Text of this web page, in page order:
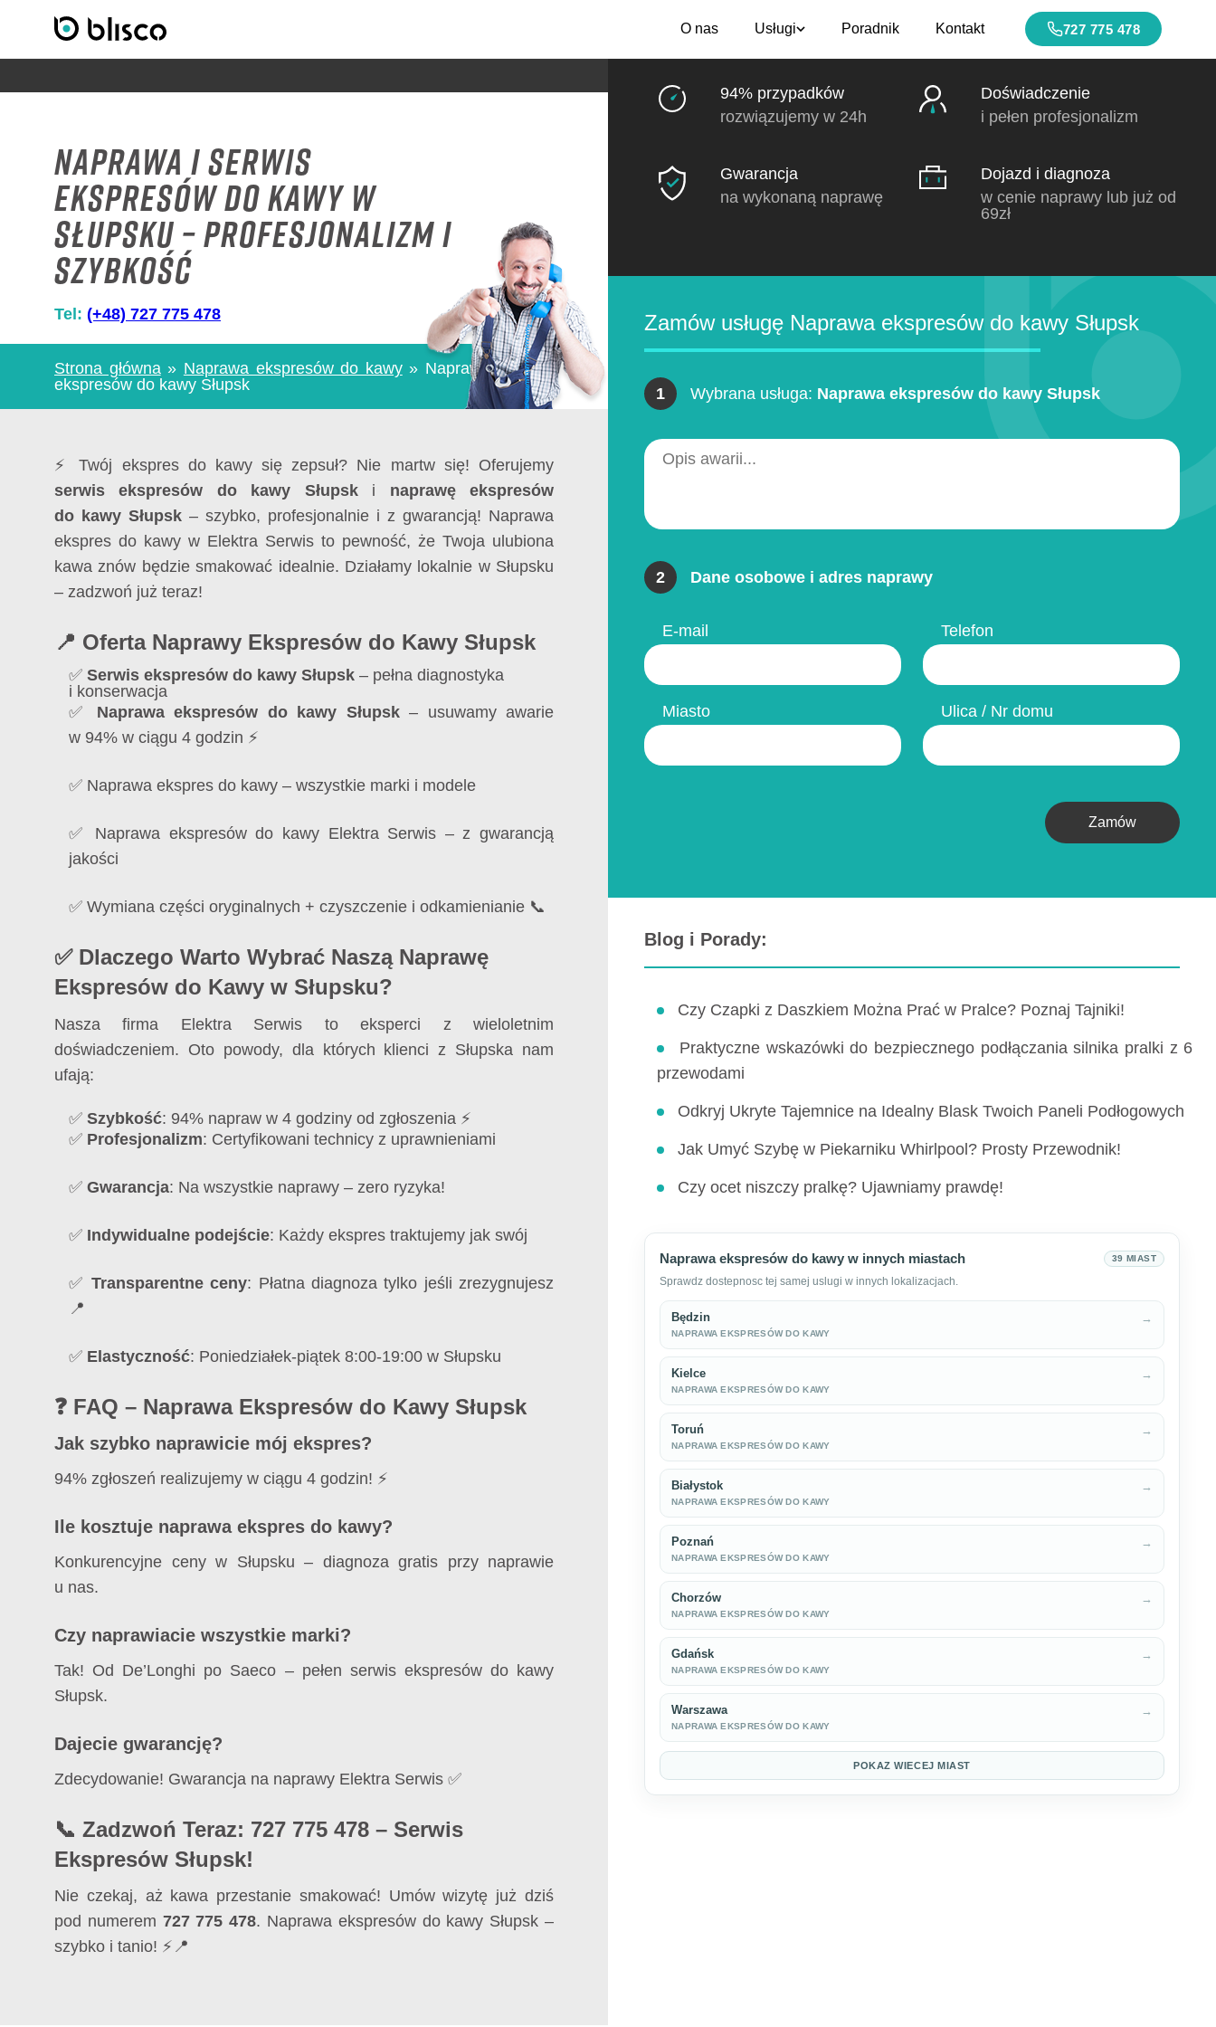
O nas Usługi Poradnik Kontakt 727 775 478
Naprawa i Serwis
Ekspresów do Kawy w
Słupsku – Profesjonalizm i
Szybkość
Tel: (+48) 727 775 478
Strona główna» Naprawa ekspresów do kawy» Naprawa
ekspresów do kawy Słupsk
⚡ Twój ekspres do kawy się zepsuł? Nie martw się! Oferujemy
serwis ekspresów do kawy Słupski naprawę ekspresów
do kawy Słupsk – szybko, profesjonalnie i z gwarancją! Naprawa
ekspres do kawy w Elektra Serwis to pewność, że Twoja ulubiona
kawa znów będzie smakować idealnie. Działamy lokalnie w Słupsku
– zadzwoń już teraz!
📍 Oferta Naprawy Ekspresów do Kawy Słupsk
✅ Serwis ekspresów do kawy Słupsk – pełna diagnostyka
i konserwacja
✅ Naprawa ekspresów do kawy Słupsk– usuwamy awarie
w 94% w ciągu 4 godzin ⚡
✅ Naprawa ekspres do kawy – wszystkie marki i modele
✅ Naprawa ekspresów do kawy Elektra Serwis – z gwarancją
jakości
✅ Wymiana części oryginalnych + czyszczenie i odkamienianie 📞
✅ Dlaczego Warto Wybrać Naszą Naprawę
Ekspresów do Kawy w Słupsku?
Nasza firma Elektra Serwis to eksperci z wieloletnim
doświadczeniem. Oto powody, dla których klienci z Słupska nam
ufają:
✅ Szybkość: 94% napraw w 4 godziny od zgłoszenia ⚡
✅ Profesjonalizm: Certyfikowani technicy z uprawnieniami
✅ Gwarancja: Na wszystkie naprawy – zero ryzyka!
✅ Indywidualne podejście: Każdy ekspres traktujemy jak swój
✅ Transparentne ceny: Płatna diagnoza tylko jeśli zrezygnujesz
📍
✅ Elastyczność: Poniedziałek-piątek 8:00-19:00 w Słupsku
❓ FAQ – Naprawa Ekspresów do Kawy Słupsk
Jak szybko naprawicie mój ekspres?
94% zgłoszeń realizujemy w ciągu 4 godzin! ⚡
Ile kosztuje naprawa ekspres do kawy?
Konkurencyjne ceny w Słupsku – diagnoza gratis przy naprawie
u nas.
Czy naprawiacie wszystkie marki?
Tak! Od De’Longhi po Saeco – pełen serwis ekspresów do kawy
Słupsk.
Dajecie gwarancję?
Zdecydowanie! Gwarancja na naprawy Elektra Serwis ✅
📞 Zadzwoń Teraz: 727 775 478 – Serwis
Ekspresów Słupsk!
Nie czekaj, aż kawa przestanie smakować! Umów wizytę już dziś
pod numerem 727 775 478. Naprawa ekspresów do kawy Słupsk –
szybko i tanio! ⚡📍
94% przypadków
rozwiązujemy w 24h
Doświadczenie
i pełen profesjonalizm
Gwarancja
na wykonaną naprawę
Dojazd i diagnoza
w cenie naprawy lub już od
69zł
Zamów usługę Naprawa ekspresów do kawy Słupsk
1 Wybrana usługa: Naprawa ekspresów do kawy Słupsk
2 Dane osobowe i adres naprawy
E-mail Telefon
Miasto Ulica / Nr domu
Zamów
Blog i Porady:
Czy Czapki z Daszkiem Można Prać w Pralce? Poznaj Tajniki!
Praktyczne wskazówki do bezpiecznego podłączania silnika pralki z 6
przewodami
Odkryj Ukryte Tajemnice na Idealny Blask Twoich Paneli Podłogowych
Jak Umyć Szybę w Piekarniku Whirlpool? Prosty Przewodnik!
Czy ocet niszczy pralkę? Ujawniamy prawdę!
Naprawa ekspresów do kawy w innych miastach 39 MIAST
Sprawdz dostepnosc tej samej uslugi w innych lokalizacjach.
Będzin
NAPRAWA EKSPRESÓW DO KAWY
→
Kielce
NAPRAWA EKSPRESÓW DO KAWY
→
Toruń
NAPRAWA EKSPRESÓW DO KAWY
→
Białystok
NAPRAWA EKSPRESÓW DO KAWY
→
Poznań
NAPRAWA EKSPRESÓW DO KAWY
→
Chorzów
NAPRAWA EKSPRESÓW DO KAWY
→
Gdańsk
NAPRAWA EKSPRESÓW DO KAWY
→
Warszawa
NAPRAWA EKSPRESÓW DO KAWY
→
POKAZ WIECEJ MIAST